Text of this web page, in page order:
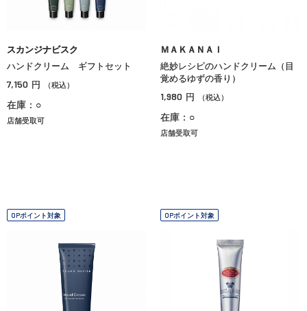
スカンジナビスク
ハンドクリーム ギフトセット
7,150 円 （税込）
在庫：○
店舗受取可
ＭＡＫＡＮＡＩ
絶妙レシピのハンドクリーム（目
覚めるゆずの香り）
1,980 円 （税込）
在庫：○
店舗受取可
OPポイント対象 OPポイント対象